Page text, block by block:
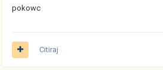
pokowc
Citiraj